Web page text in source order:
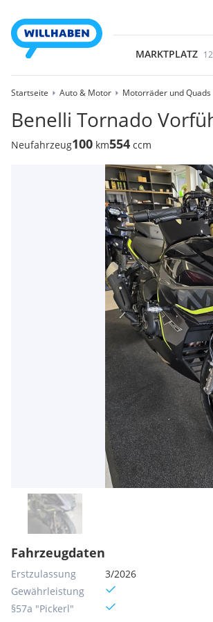
MARKTPLATZ
Startseite Auto & Motor Motorräder und Quads
Benelli Tornado
Neufahrzeug100 km554 ccm
Fahrzeugdaten
Erstzulassung
3/2026
Gewährleistung
§57a "Pickerl"